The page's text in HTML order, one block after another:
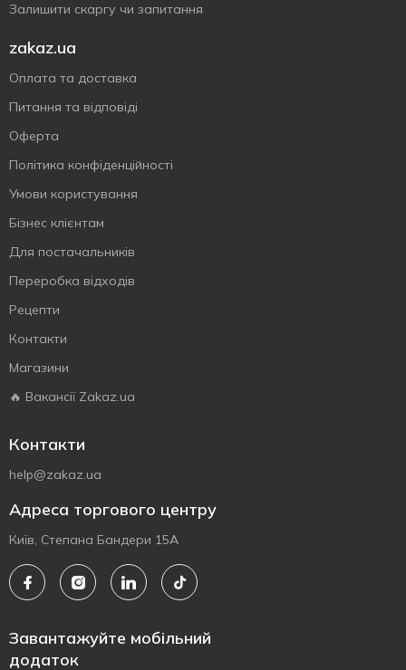
Залишити скаргу чи запитання
zakaz.ua
Оплата та доставка
Питання та відповіді
Оферта
Політика конфіденційності
Умови користування
Бізнес клієнтам
Для постачальників
Переробка відходів
Рецепти
Контакти
Магазини
🔥 Вакансії Zakaz.ua
Контакти
help@zakaz.ua
Адреса торгового центру
Київ, Степана Бандери 15А
Завантажуйте мобільний
додаток